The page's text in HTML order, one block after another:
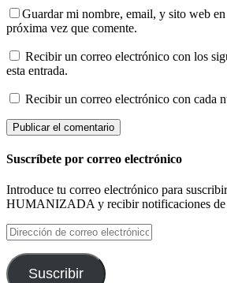
Guardar mi nombre, email, y sito web en
próxima vez que comente.
Recibir un correo electrónico con los
esta entrada.
Recibir un correo electrónico con cada
Suscríbete por correo electrónico
Introduce tu correo electrónico para
HUMANIZADA y recibir notificaciones de
Dirección
de
correo
electrónico
Suscribir